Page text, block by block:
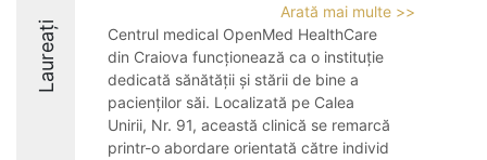
Laureați
Arată mai multe >>
Centrul medical OpenMed HealthCare
din Craiova funcționează ca o instituție
dedicată sănătății și stării de bine a
pacienților săi. Localizată pe Calea
Unirii, Nr. 91, această clinică se remarcă
printr-o abordare orientată către individ